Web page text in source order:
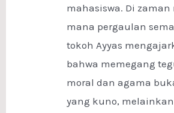
mahasiswa. Di zaman
mana pergaulan
tokoh Ayyas
bahwa memegang
moral dan agama
yang kuno,